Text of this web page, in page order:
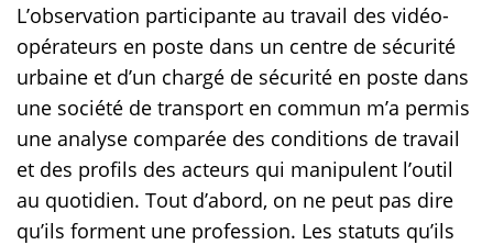
L’observation participante au travail des vidéo-
opérateurs en poste dans un centre de sécurité
urbaine et d’un chargé de sécurité en poste dans
une société de transport en commun m’a permis
une analyse comparée des conditions de travail
et des profils des acteurs qui manipulent l’outil
au quotidien. Tout d’abord, on ne peut pas dire
qu’ils forment une profession. Les statuts qu’ils